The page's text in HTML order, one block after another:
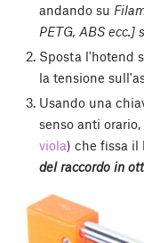
andando su
PETG, ABS ecc.]
Sposta l'hotend
la tensione
Usando una
senso anti
viola) che fissa il
del raccordo in